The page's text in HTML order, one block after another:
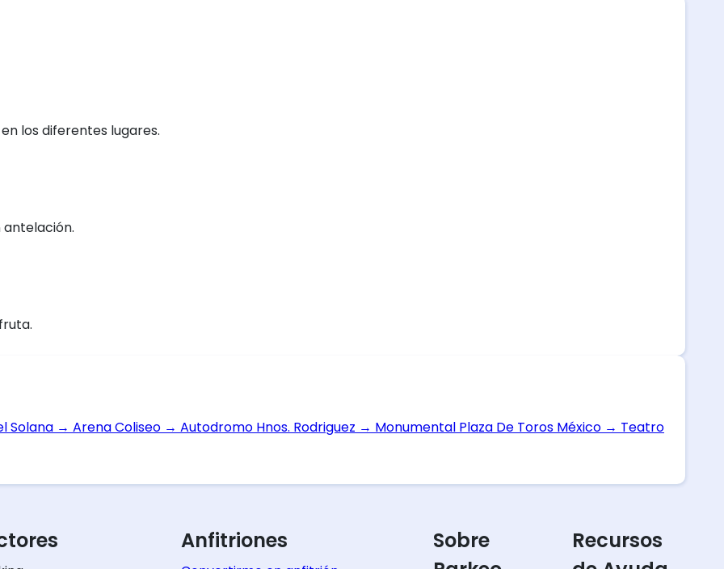
los diferentes lugares.
Solana → Arena Coliseo → Autodromo Hnos. Rodriguez → Monumental Plaza De Toros México → Teatro
Anfitriones
Recursos
Sobre